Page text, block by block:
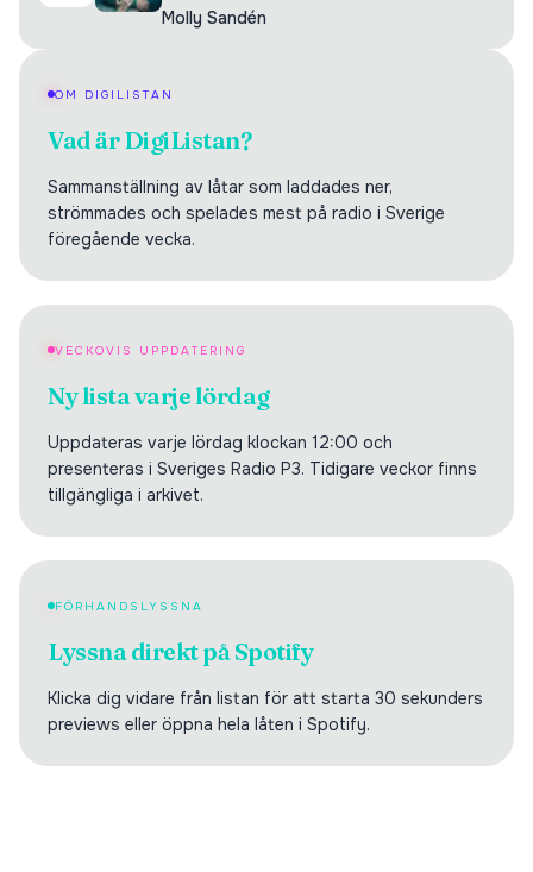
Molly Sandén
OM DIGILISTAN
Vad är DigiListan?
Sammanställning av låtar som laddades ner,
strömmades och spelades mest på radio i Sverige
föregående vecka.
VECKOVIS UPPDATERING
Ny lista varje lördag
Uppdateras varje lördag klockan 12:00 och
presenteras i Sveriges Radio P3. Tidigare veckor finns
tillgängliga i arkivet.
FÖRHANDSLYSSNA
Lyssna direkt på Spotify
Klicka dig vidare från listan för att starta 30 sekunders
previews eller öppna hela låten i Spotify.